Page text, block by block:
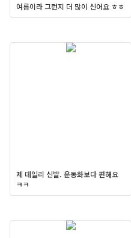
여름이라 그런지 더 많이 신어요 ㅎㅎ
제 데일리 신발. 운동화보다 편해요
ㅋㅋ